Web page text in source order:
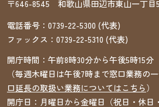
〒646-8545 和歌山県田辺市東山一丁目
電話番号： 0739-22-5300 (代表)
ファックス： 0739-22-5310 (代表)
開庁時間：午前8時30分から午後5時15分
（毎週木曜日は午後7時まで窓口業務の
口延長の取扱い業務についてはこちら）
開庁日：月曜日から金曜日（祝日・休日